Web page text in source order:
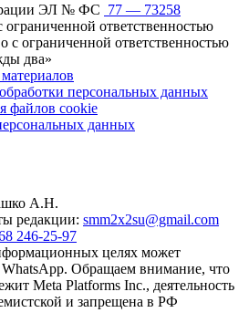
ЭЛ № ФС 77 — 73258
ответственностью
ограниченной ответственностью
два»
персональных данных
файлов cookie
данных
А.Н.
редакции: smm2x2su@gmail.com
246-25-97
целях может
WhatsApp. Обращаем внимание, что
Meta Platforms Inc., деятельность
и запрещена в РФ